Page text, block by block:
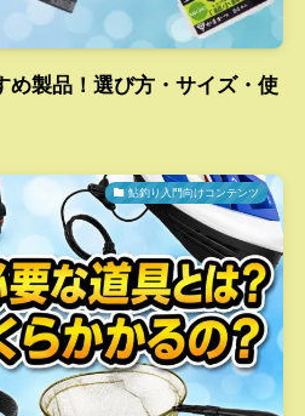
め製品！選び方・サイズ・使
鮎釣り入門向けコンテンツ